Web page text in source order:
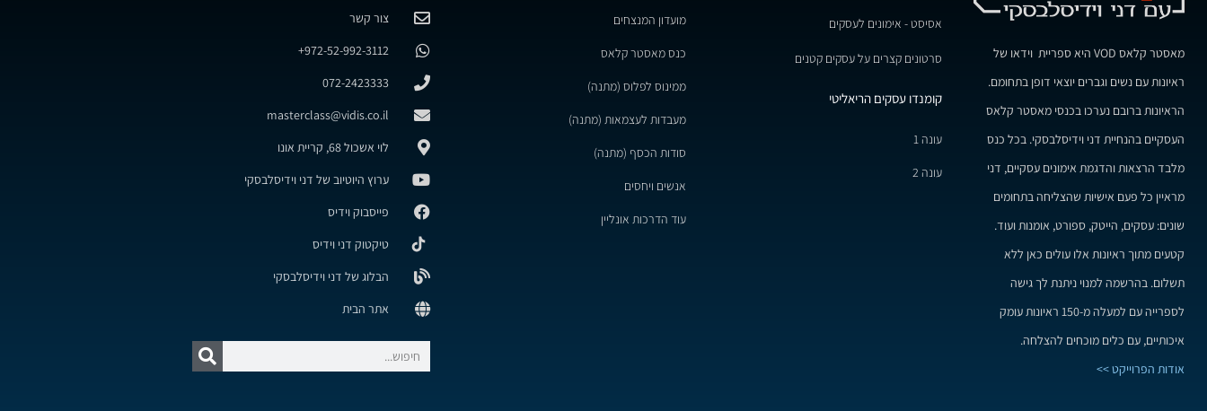
מאסטר קלאס VOD היא ספריית וידאו של
ראיונות עם נשים וגברים יוצאי דופן בתחומם.
הראיונות ברובם נערכו בכנסי מאסטר קלאס
העסקיים בהנחיית דני וידיסלבסקי. בכל כנס
מלבד הרצאות והדגמת אימונים עסקיים, דני
מראיין כל פעם אישיות שהצליחה בתחומים
שונים: עסקים, הייטק, ספורט, אומנות ועוד.
קטעים מתוך ראיונות אלו עולים כאן ללא
תשלום. בהרשמה למנוי ניתנת לך גישה
לספרייה עם למעלה מ-150 ראיונות עומק
איכותיים, עם כלים מוכחים להצלחה.
אודות הפרוייקט >>
אסיסט - אימונים לעסקים
סרטונים קצרים על עסקים קטנים
קומנדו עסקים הריאליטי
עונה 1
עונה 2
מועדון המנצחים
כנס מאסטר קלאס
ממינוס לפלוס (מתנה)
מעבדות לעצמאות (מתנה)
סודות הכסף (מתנה)
אנשים ויחסים
עוד הדרכות אונליין
צור קשר
972-52-992-3112+
072-2423333
masterclass@vidis.co.il
לוי אשכול 68, קריית אונו
ערוץ היוטיוב של דני וידיסלבסקי
פייסבוק וידיס
טיקטוק דני וידיס
הבלוג של דני וידיסלבסקי
אתר הבית